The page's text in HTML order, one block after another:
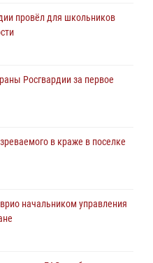
изменены: минимальный
за хулиганство и попытку
провёл для школьников
Росгвардии за первое
в краже в поселке
начальником управления